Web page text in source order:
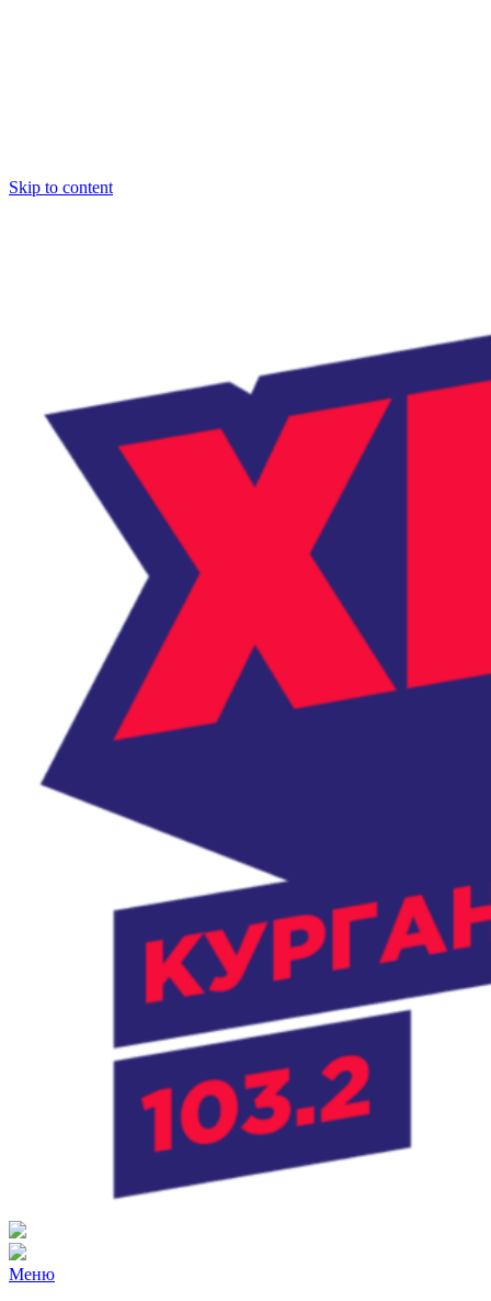
Skip to content
Радио ХИТ FM Курган
103.2 FM
Меню